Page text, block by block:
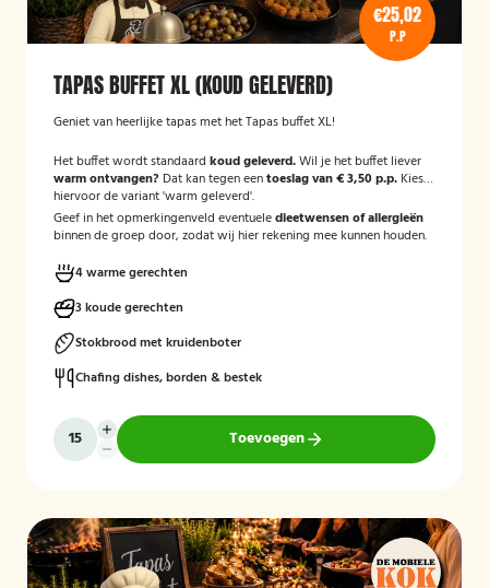
€25,02
P.P
TAPAS BUFFET XL (KOUD GELEVERD)
Geniet van heerlijke tapas met het Tapas buffet XL!
Het buffet wordt standaard koud geleverd.Wil je het buffet liever
warm ontvangen? Dat kan tegen eentoeslag van € 3,50 p.p. Kies
hiervoor de variant 'warm geleverd'.
Geef in het opmerkingenveld eventueledieetwensen of allergieën
binnen de groep door, zodat wij hier rekening mee kunnen houden.
4 warme gerechten
3 koude gerechten
Stokbrood met kruidenboter
Chafing dishes, borden & bestek
Toevoegen